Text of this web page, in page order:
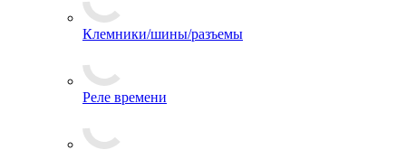
Клемники/шины/разъемы
Реле времени